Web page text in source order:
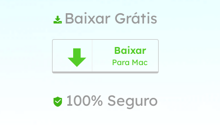
 Baixar Grátis
 Baixar
Para Mac
 100% Seguro